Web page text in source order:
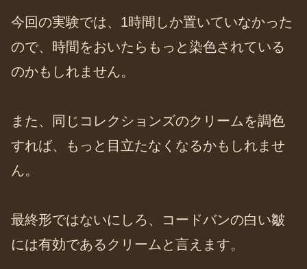
今回の実験では、1時間しか置いていなかった
ので、時間をおいたらもっと染色されている
のかもしれません。
また、同じコレクションズのクリームを調色
すれば、もっと目立たなくなるかもしれませ
ん。
最終形ではないにしろ、コードバンの白い皺
には有効であるクリームと言えます。